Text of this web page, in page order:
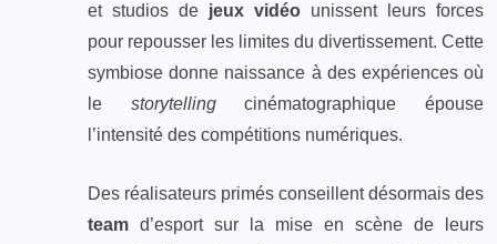
et studios de jeux vidéo unissent leurs forces
pour repousser les limites du divertissement. Cette
symbiose donne naissance à des expériences où
le storytellingcinématographique épouse
l’intensité des compétitions numériques.
Des réalisateurs primés conseillent désormais des
team d’esport sur la mise en scène de leurs